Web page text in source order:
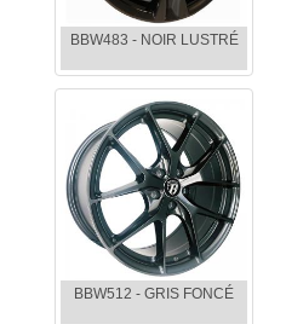
BBW483 - NOIR LUSTRÉ
BBW512 - GRIS FONCÉ